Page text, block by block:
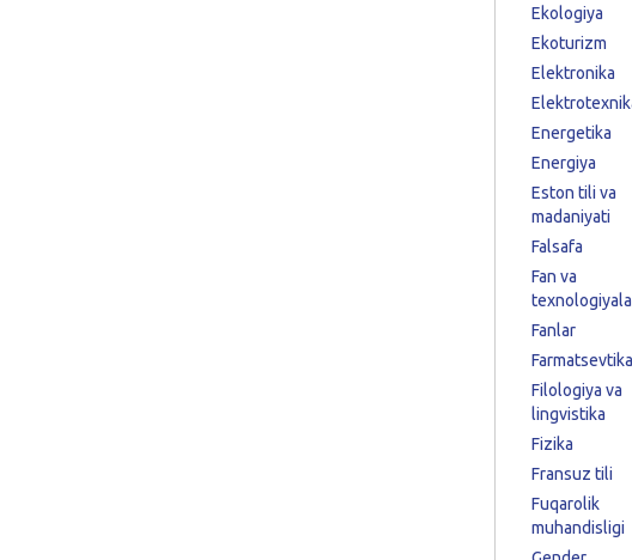
Ekologiya
Ekoturizm
Elektronika
Energetika
Energiya
Eston tili va
madaniyati
Falsafa
Fan va
Fanlar
Farmatsevtika
Filologiya va
lingvistika
Fizika
Fransuz tili
Fuqarolik
muhandisligi